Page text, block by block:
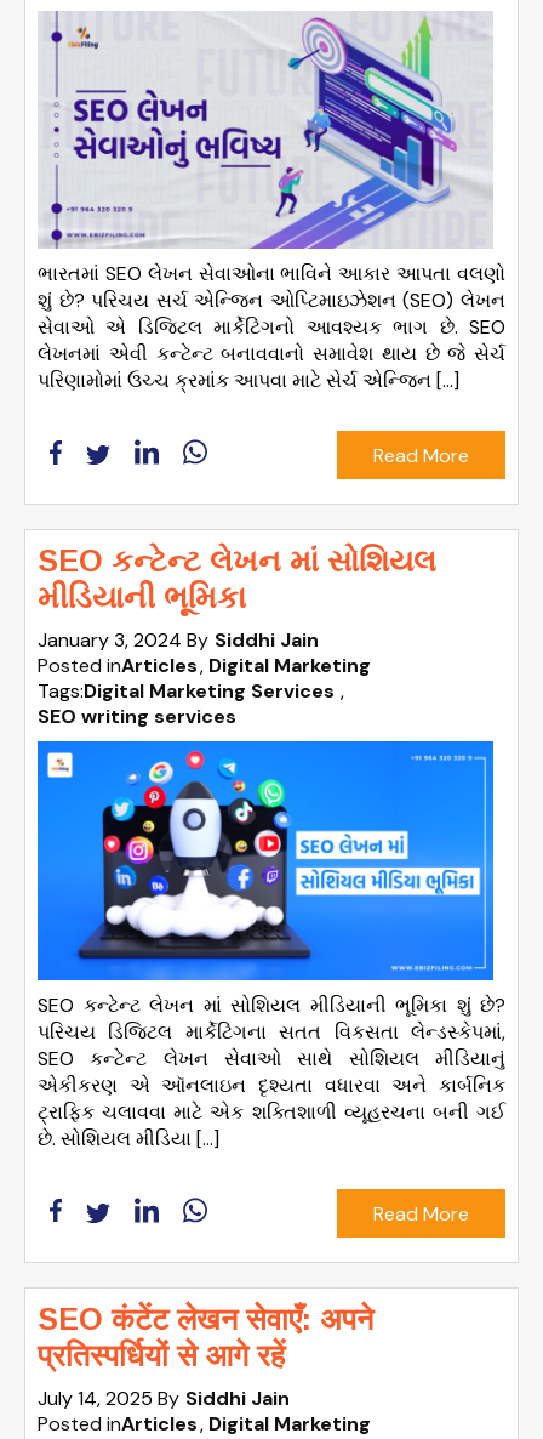
ભારતમાં SEO લેખન સેવાઓના ભાવિને આકાર આપતા વલણો
શું છે? પરિચય સર્ચ એન્જિન ઓપ્ટિમાઇઝેશન (SEO) લેખન
સેવાઓ એ ડિજિટલ માર્કેટિંગનો આવશ્યક ભાગ છે. SEO
લેખનમાં એવી કન્ટેન્ટ બનાવવાનો સમાવેશ થાય છે જે સેર્ચ
પરિણામોમાં ઉચ્ચ ક્રમાંક આપવા માટે સેર્ચ એન્જિન […]
Read More
SEO કન્ટેન્ટ લેખન માં સોશિયલ
મીડિયાની ભૂમિકા
January 3, 2024 By Siddhi Jain
Posted inArticles Digital Marketing
Tags:Digital Marketing Services ,
SEO writing services
SEO કન્ટેન્ટ લેખન માં સોશિયલ મીડિયાની ભૂમિકા શું છે?
પરિચય ડિજિટલ માર્કેટિંગના સતત વિકસતા લેન્ડસ્કેપમાં,
SEO કન્ટેન્ટ લેખન સેવાઓ સાથે સોશિયલ મીડિયાનું
એકીકરણ એ ઑનલાઇન દૃશ્યતા વધારવા અને કાર્બનિક
ટ્રાફિક ચલાવવા માટે એક શક્તિશાળી વ્યૂહરચના બની ગઈ
છે. સોશિયલ મીડિયા […]
Read More
SEO कंटेंट लेखन सेवाएँ: अपने
प्रतिस्पर्धियों से आगे रहें
July 14, 2025 By Siddhi Jain
Posted inArticles Digital Marketing